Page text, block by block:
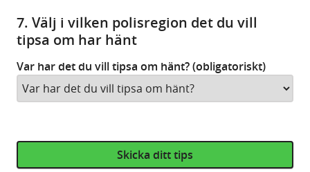
7. Välj i vilken polisregion det du vill
tipsa om har hänt
Var har det du vill tipsa om hänt? (obligatoriskt)
Skicka ditt tips